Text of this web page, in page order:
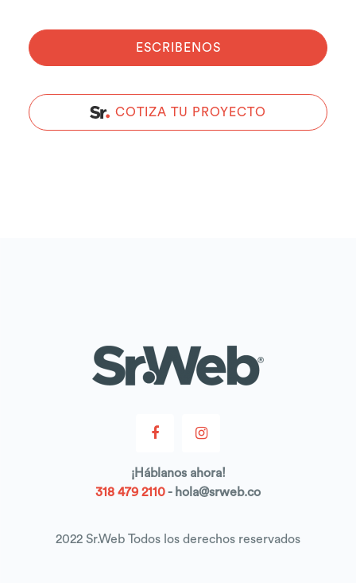
ESCRIBENOS
COTIZA TU PROYECTO
¡Háblanosahora!
318 479 2110- hola@srweb.co
2022 Sr.Web Todos los derechos reservados